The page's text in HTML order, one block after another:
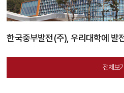
IBK기업은행, 호서대에 3억 8천만
전체보기